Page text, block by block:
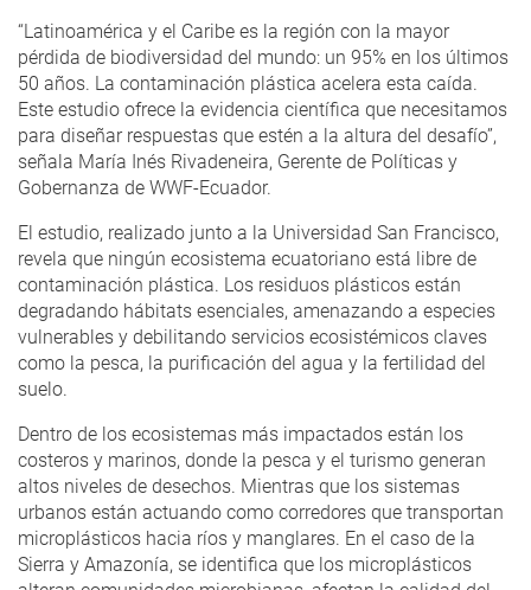
“Latinoamérica y el Caribe es la región con la mayor
pérdida de biodiversidad del mundo: un 95% en los últimos
50 años. La contaminación plástica acelera esta caída.
Este estudio ofrece la evidencia científica que necesitamos
para diseñar respuestas que estén a la altura del desafío”,
señala María Inés Rivadeneira, Gerente de Políticas y
Gobernanza de WWF-Ecuador.
El estudio, realizado junto a la Universidad San Francisco,
revela que ningún ecosistema ecuatoriano está libre de
contaminación plástica. Los residuos plásticos están
degradando hábitats esenciales, amenazando a especies
vulnerables y debilitando servicios ecosistémicos claves
como la pesca, la purificación del agua y la fertilidad del
suelo.
Dentro de los ecosistemas más impactados están los
costeros y marinos, donde la pesca y el turismo generan
altos niveles de desechos. Mientras que los sistemas
urbanos están actuando como corredores que transportan
microplásticos hacia ríos y manglares. En el caso de la
Sierra y Amazonía, se identifica que los microplásticos